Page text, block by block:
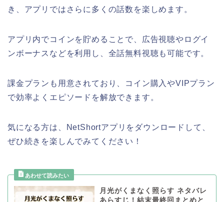
き、アプリではさらに多くの話数を楽しめます。
アプリ内でコインを貯めることで、広告視聴やログイ
ンボーナスなどを利用し、全話無料視聴も可能です。
課金プランも用意されており、コイン購入やVIPプラン
で効率よくエピソードを解放できます。
気になる方は、NetShortアプリをダウンロードして、
ぜひ続きを楽しんでみてください！
月光がくまなく照らす ネタバレ
あらすじ！結末最終回まとめと